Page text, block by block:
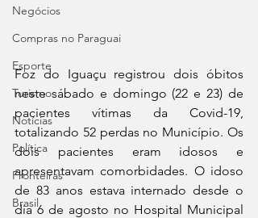
Negócios
Compras no Paraguai
Esporte
Turismo
Notícias
Política
Fronteiras
Brasil
Foz do Iguaçu registrou dois óbitos
neste sábado e domingo (22 e 23) de
pacientes vítimas da Covid-19,
totalizando 52 perdas no Município. Os
dois pacientes eram idosos e
apresentavam comorbidades. O idoso
de 83 anos estava internado desde o
dia 6 de agosto no Hospital Municipal